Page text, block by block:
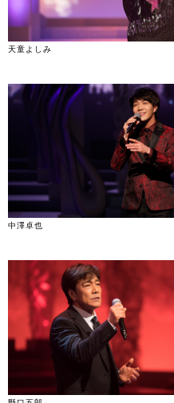
天童よしみ
中澤卓也